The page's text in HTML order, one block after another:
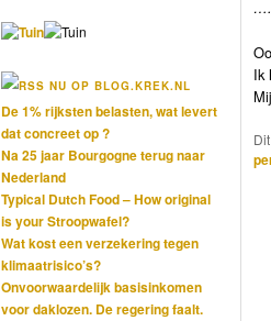
Ik
NU OP BLOG.KREK.NL
De 1% rijksten belasten, wat levert
dat concreet op ?
Na 25 jaar Bourgogne terug naar
Nederland
Typical Dutch Food – How original
is your Stroopwafel?
Wat kost een verzekering tegen
klimaatrisico’s?
Onvoorwaardelijk basisinkomen
voor daklozen. De regering faalt.